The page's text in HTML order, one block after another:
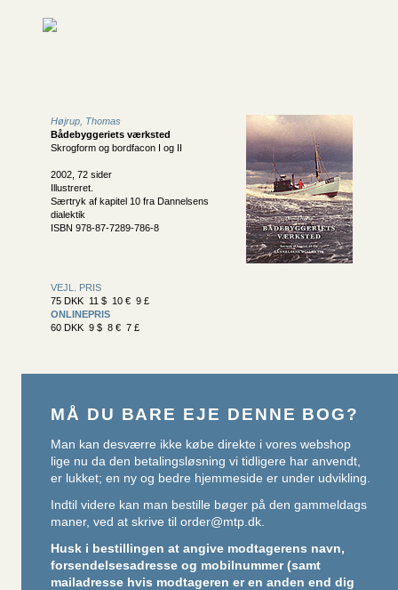
Højrup, Thomas
Bådebyggeriets værksted
Skrogform og bordfacon I og II
2002, 72 sider
Illustreret.
Særtryk af kapitel 10 fra Dannelsens
dialektik
ISBN 978-87-7289-786-8
VEJL. PRIS
75 DKK 11 $ 10 € 9 £
ONLINEPRIS
60 DKK 9 $ 8 € 7 £
MÅ DU BARE EJE DENNE BOG?
Man kan desværre ikke købe direkte i vores webshop
lige nu da den betalingsløsning vi tidligere har anvendt,
er lukket; en ny og bedre hjemmeside er under udvikling.
Indtil videre kan man bestille bøger på den gammeldags
maner, ved at skrive til order@mtp.dk.
Husk i bestillingen at angive modtagerens navn,
forsendelsesadresse og mobilnummer (samt
mailadresse hvis modtageren er en anden end dig